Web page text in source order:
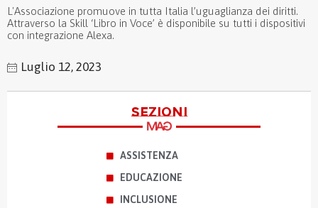
L'Associazione promuove in tutta Italia l’uguaglianza dei diritti.
Attraverso la Skill ‘Libro in Voce’ è disponibile su tutti i dispositivi
con integrazione Alexa.
Luglio 12, 2023
sezioni
ASSISTENZA
EDUCAZIONE
INCLUSIONE